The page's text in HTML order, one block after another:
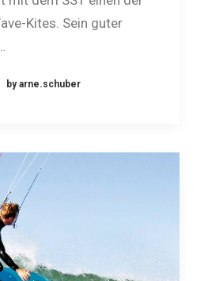
Kites. Sein guter
by arne.schuber